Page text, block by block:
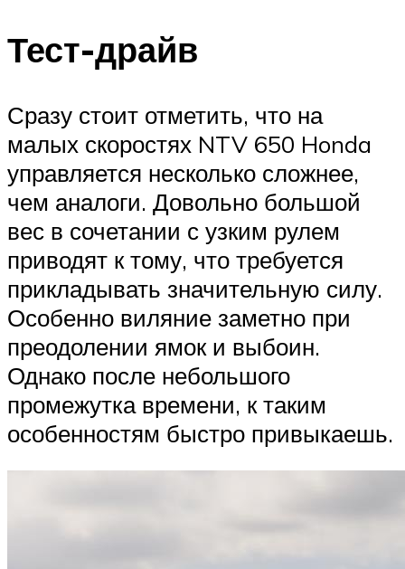
Тест-драйв
Сразу стоит отметить, что на
малых скоростях NTV 650 Honda
управляется несколько сложнее,
чем аналоги. Довольно большой
вес в сочетании с узким рулем
приводят к тому, что требуется
прикладывать значительную силу.
Особенно виляние заметно при
преодолении ямок и выбоин.
Однако после небольшого
промежутка времени, к таким
особенностям быстро привыкаешь.